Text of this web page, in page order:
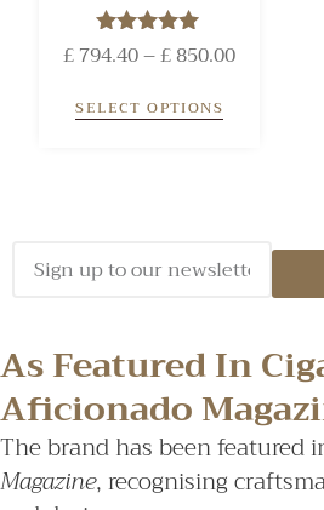
Rated
5.00
£794.40–£850.00
SELECT OPTIONS
As Featured In
Aficionado
The brand has been featured
Magazine, recognising